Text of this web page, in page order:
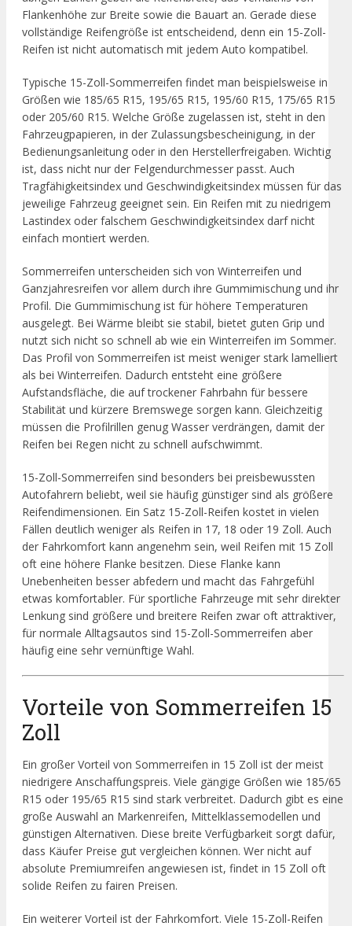
Flankenhöhe zur Breite sowie die Bauart an. Gerade diese
vollständige Reifengröße ist entscheidend, denn ein 15-Zoll-
Reifen ist nicht automatisch mit jedem Auto kompatibel.
Typische 15-Zoll-Sommerreifen findet man beispielsweise in
Größen wie 185/65 R15, 195/65 R15, 195/60 R15, 175/65 R15
oder 205/60 R15. Welche Größe zugelassen ist, steht in den
Fahrzeugpapieren, in der Zulassungsbescheinigung, in der
Bedienungsanleitung oder in den Herstellerfreigaben. Wichtig
ist, dass nicht nur der Felgendurchmesser passt. Auch
Tragfähigkeitsindex und Geschwindigkeitsindex müssen für das
jeweilige Fahrzeug geeignet sein. Ein Reifen mit zu niedrigem
Lastindex oder falschem Geschwindigkeitsindex darf nicht
einfach montiert werden.
Sommerreifen unterscheiden sich von Winterreifen und
Ganzjahresreifen vor allem durch ihre Gummimischung und ihr
Profil. Die Gummimischung ist für höhere Temperaturen
ausgelegt. Bei Wärme bleibt sie stabil, bietet guten Grip und
nutzt sich nicht so schnell ab wie ein Winterreifen im Sommer.
Das Profil von Sommerreifen ist meist weniger stark lamelliert
als bei Winterreifen. Dadurch entsteht eine größere
Aufstandsfläche, die auf trockener Fahrbahn für bessere
Stabilität und kürzere Bremswege sorgen kann. Gleichzeitig
müssen die Profilrillen genug Wasser verdrängen, damit der
Reifen bei Regen nicht zu schnell aufschwimmt.
15-Zoll-Sommerreifen sind besonders bei preisbewussten
Autofahrern beliebt, weil sie häufig günstiger sind als größere
Reifendimensionen. Ein Satz 15-Zoll-Reifen kostet in vielen
Fällen deutlich weniger als Reifen in 17, 18 oder 19 Zoll. Auch
der Fahrkomfort kann angenehm sein, weil Reifen mit 15 Zoll
oft eine höhere Flanke besitzen. Diese Flanke kann
Unebenheiten besser abfedern und macht das Fahrgefühl
etwas komfortabler. Für sportliche Fahrzeuge mit sehr direkter
Lenkung sind größere und breitere Reifen zwar oft attraktiver,
für normale Alltagsautos sind 15-Zoll-Sommerreifen aber
häufig eine sehr vernünftige Wahl.
Vorteile von Sommerreifen 15
Zoll
Ein großer Vorteil von Sommerreifen in 15 Zoll ist der meist
niedrigere Anschaffungspreis. Viele gängige Größen wie 185/65
R15 oder 195/65 R15 sind stark verbreitet. Dadurch gibt es eine
große Auswahl an Markenreifen, Mittelklassemodellen und
günstigen Alternativen. Diese breite Verfügbarkeit sorgt dafür,
dass Käufer Preise gut vergleichen können. Wer nicht auf
absolute Premiumreifen angewiesen ist, findet in 15 Zoll oft
solide Reifen zu fairen Preisen.
Ein weiterer Vorteil ist der Fahrkomfort. Viele 15-Zoll-Reifen